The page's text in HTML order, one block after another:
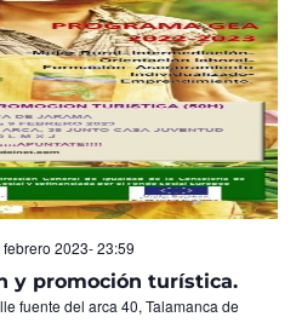
Eventos
y promoción turística.
febrero 2023- 23:59
fuente del arca 40, Talamanca de